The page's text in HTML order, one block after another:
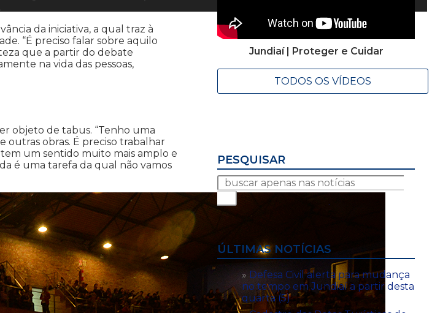
da iniciativa, a qual traz à
“É preciso falar sobre aquilo
que a partir do debate
na vida das pessoas,
objeto de tabus. “Tenho uma
outras obras. É preciso trabalhar
um sentido muito mais amplo e
é uma tarefa da qual não vamos
Jundiaí | Proteger e Cuidar
TODOS OS VÍDEOS
PESQUISAR
ÚLTIMAS NOTÍCIAS
Defesa Civil alerta para mudança
no tempo em Jundiaí a partir desta
quarta (5)